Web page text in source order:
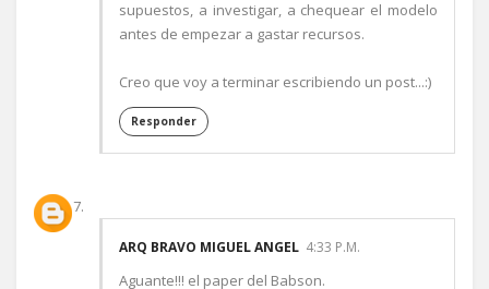
supuestos, a investigar, a chequear el modelo
antes de empezar a gastar recursos.
Creo que voy a terminar escribiendo un post...:)
Responder
ARQ BRAVO MIGUEL ANGEL 4:33 P.M.
Aguante!!! el paper del Babson.